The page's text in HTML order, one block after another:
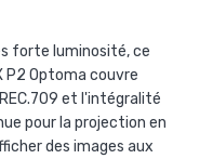
forte luminosité, ce
P2 Optoma couvre
et l'intégralité
pour la projection en
des images aux